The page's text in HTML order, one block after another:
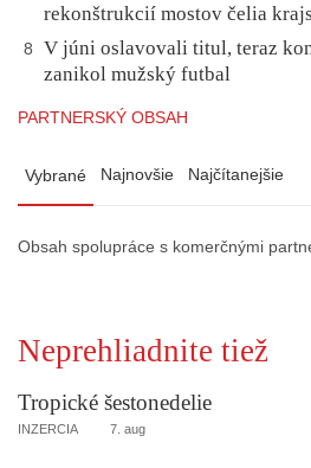
rekonštrukcií mostov čelia
8
V júni oslavovali titul, teraz
zanikol mužský futbal
PARTNERSKÝ OBSAH
Vybrané Najnovšie Najčítanejšie
Obsah spolupráce s komerčnými
Neprehliadnite tiež
Tropické šestonedelie
INZERCIA 7. aug